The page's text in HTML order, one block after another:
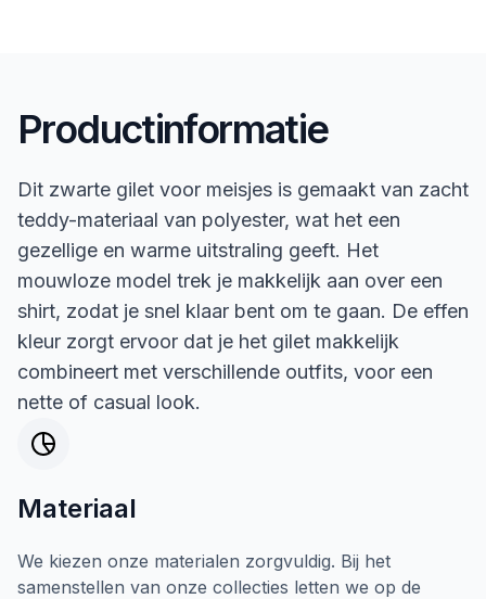
Productinformatie
Dit zwarte gilet voor meisjes is gemaakt van zacht
teddy-materiaal van polyester, wat het een
gezellige en warme uitstraling geeft. Het
mouwloze model trek je makkelijk aan over een
shirt, zodat je snel klaar bent om te gaan. De effen
kleur zorgt ervoor dat je het gilet makkelijk
combineert met verschillende outfits, voor een
nette of casual look.
Materiaal
We kiezen onze materialen zorgvuldig. Bij het
samenstellen van onze collecties letten we op de